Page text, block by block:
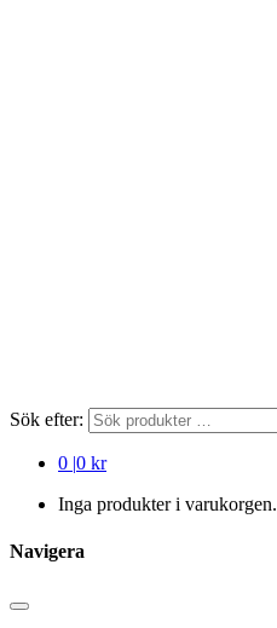
Sök efter:
0 |0 kr
Inga produkter i varukorgen.
Navigera